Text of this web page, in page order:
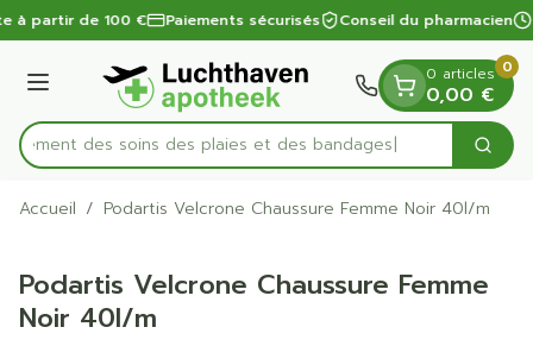
Aller au contenu
1 de 1
à partir de 100 € Paiements sécurisés Conseil du pharmacien
Menu
Rechercherdes soins des plaies et des bandages
0 articles
0,00 €
0
Accueil / Podartis Velcrone Chaussure Femme Noir 40l/m
Podartis Velcrone Chaussure Femme
Noir 40l/m